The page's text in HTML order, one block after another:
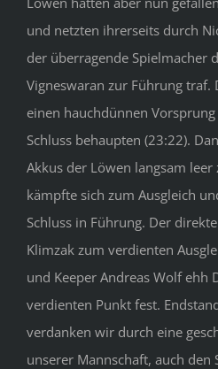
und netzten ihrerseits durch
der überragende Spielmacher
Vigneswaran zur Führung traf.
einen hauchdünnen
Schluss behaupten (23:22).
Akkus der Löwen langsam leer
kämpfte sich zum Ausgleich
Schluss in Führung. Der
Klimzak zum verdienten
und Keeper Andreas Wolf ehh
verdienten Punkt fest.
verdanken wir durch eine
unserer Mannschaft, auch